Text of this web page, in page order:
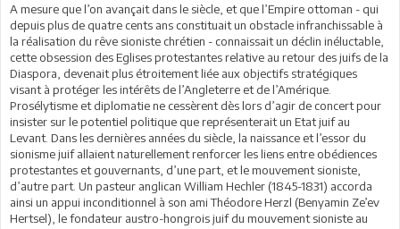
A mesure que l’on avançait dans le siècle, et que l’Empire ottoman - qui
depuis plus de quatre cents ans constituait un obstacle infranchissable à
la réalisation du rêve sioniste chrétien - connaissait un déclin inéluctable,
cette obsession des Eglises protestantes relative au retour des juifs de la
Diaspora, devenait plus étroitement liée aux objectifs stratégiques
visant à protéger les intérêts de l’Angleterre et de l’Amérique.
Prosélytisme et diplomatie ne cessèrent dès lors d’agir de concert pour
insister sur le potentiel politique que représenterait un Etat juif au
Levant. Dans les dernières années du siècle, la naissance et l’essor du
sionisme juif allaient naturellement renforcer les liens entre obédiences
protestantes et gouvernants, d’une part, et le mouvement sioniste,
d’autre part. Un pasteur anglican William Hechler (1845-1831) accorda
ainsi un appui inconditionnel à son ami Théodore Herzl (Benyamin Ze’ev
Hertsel), le fondateur austro-hongrois juif du mouvement sioniste au